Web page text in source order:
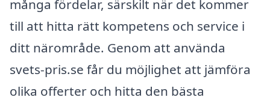
många fördelar, särskilt när det kommer
till att hitta rätt kompetens och service i
ditt närområde. Genom att använda
svets-pris.se får du möjlighet att jämföra
olika offerter och hitta den bästa